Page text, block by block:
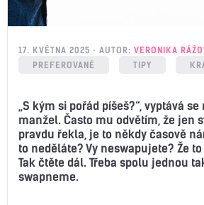
17. KVĚTNA 2025 AUTOR: VERONIKA
PREFEROVANÉ
TIPY
„S kým si pořád píšeš?“, vyptává
manžel. Často mu odvětím, že jen
pravdu řekla, je to někdy časově
to neděláte? Vy neswapujete? Že
Tak čtěte dál. Třeba spolu jednou
swapneme.